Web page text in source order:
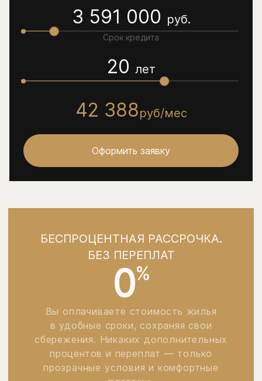
3 591 000 руб.
Срок кредита
20 лет
42 388руб/мес
Оформить заявку
БЕСПРОЦЕНТНАЯ РАССРОЧКА.
БЕЗ ПЕРЕПЛАТ
0%
Вы оплачиваете стоимость жилья
в удобные сроки, сохраняя свои
сбережения. Никаких дополнительных
процентов и переплат — только
прозрачные условия и комфортные